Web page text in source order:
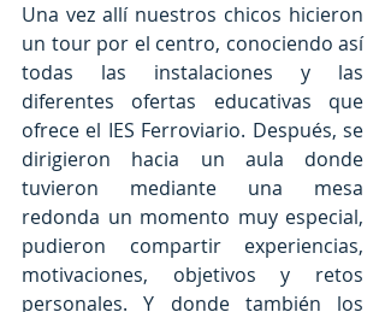
Una vez allí nuestros chicos hicieron
un tour por el centro, conociendo así
todas las instalaciones y las
diferentes ofertas educativas que
ofrece el IES Ferroviario. Después, se
dirigieron hacia un aula donde
tuvieron mediante una mesa
redonda un momento muy especial,
pudieron compartir experiencias,
motivaciones, objetivos y retos
personales. Y donde también los